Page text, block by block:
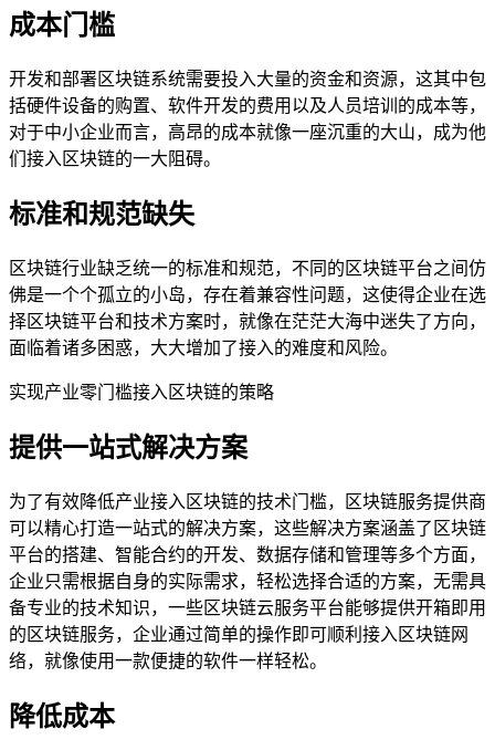
成本门槛
开发和部署区块链系统需要投入大量的资金和资源，这其中包
括硬件设备的购置、软件开发的费用以及人员培训的成本等，
对于中小企业而言，高昂的成本就像一座沉重的大山，成为他
们接入区块链的一大阻碍。
标准和规范缺失
区块链行业缺乏统一的标准和规范，不同的区块链平台之间仿
佛是一个个孤立的小岛，存在着兼容性问题，这使得企业在选
择区块链平台和技术方案时，就像在茫茫大海中迷失了方向，
面临着诸多困惑，大大增加了接入的难度和风险。
实现产业零门槛接入区块链的策略
提供一站式解决方案
为了有效降低产业接入区块链的技术门槛，区块链服务提供商
可以精心打造一站式的解决方案，这些解决方案涵盖了区块链
平台的搭建、智能合约的开发、数据存储和管理等多个方面，
企业只需根据自身的实际需求，轻松选择合适的方案，无需具
备专业的技术知识，一些区块链云服务平台能够提供开箱即用
的区块链服务，企业通过简单的操作即可顺利接入区块链网
络，就像使用一款便捷的软件一样轻松。
降低成本